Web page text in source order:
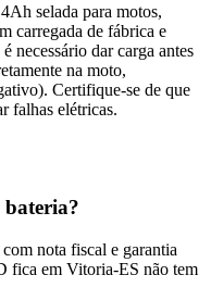
selada para motos,
carregada de fábrica e
necessário dar carga antes
na moto,
Certifique-se de que
falhas elétricas.
bateria?
nota fiscal e garantia
fica em Vitoria-ES não tem